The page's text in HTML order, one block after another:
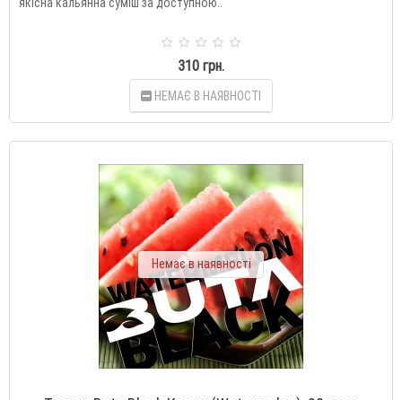
310 грн.
НЕМАЄ В НАЯВНОСТІ
Немає в наявності